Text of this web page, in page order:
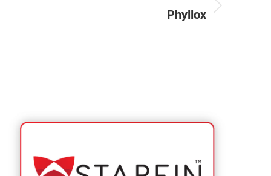
Phyllox